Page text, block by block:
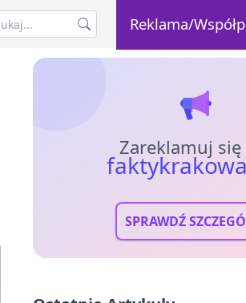
Reklama/
Zareklamuj się
SPRAWDŹ